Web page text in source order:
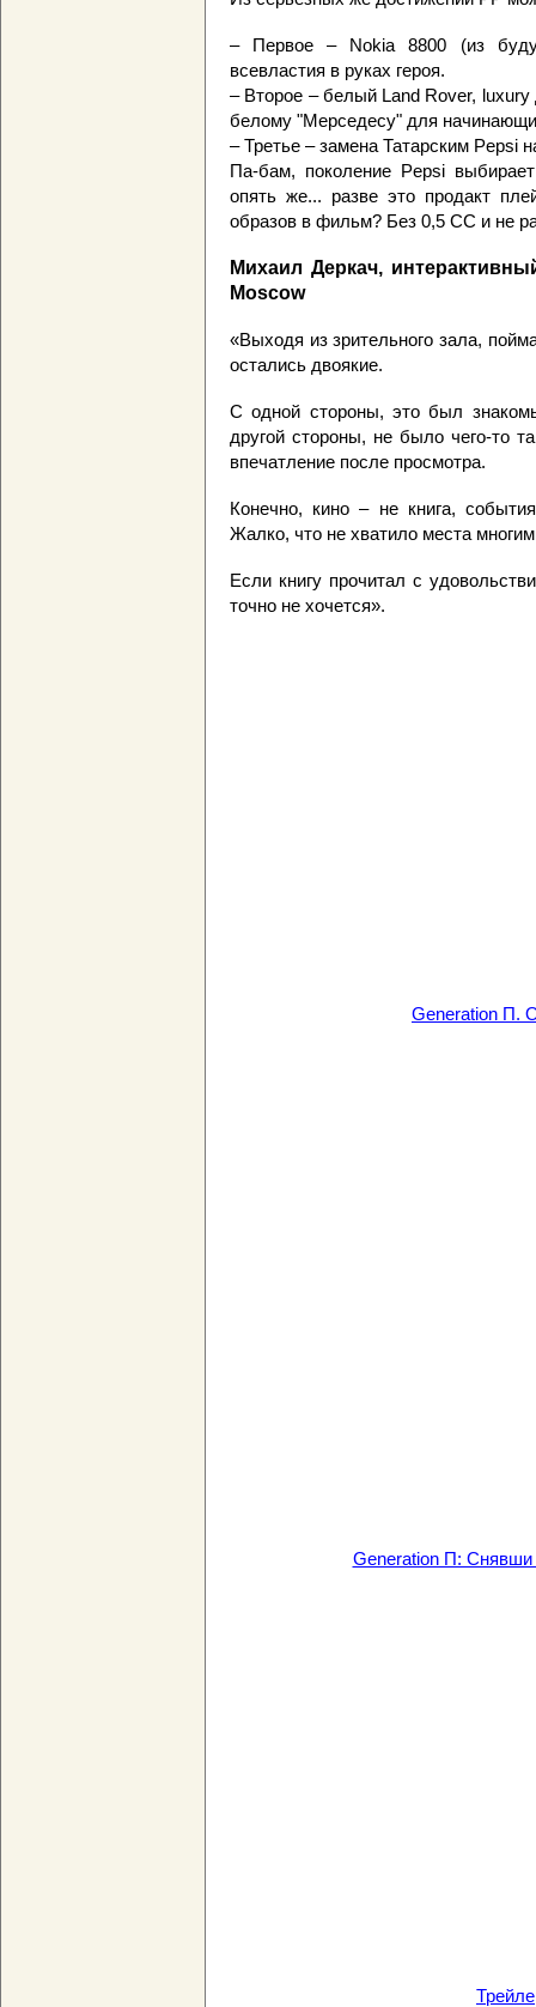
– Первое – Nokia 8800 (из
всевластия в руках героя.
– Второе – белый Land Rover,
белому "Мерседесу" для
– Третье – замена Татарским Pepsi
Па-бам, поколение Pepsi
опять же... разве это продакт
образов в фильм? Без 0,5 CC и не
Михаил Деркач,
Moscow
«Выходя из зрительного зала,
остались двоякие.
С одной стороны, это был
другой стороны, не было чего-то
впечатление после просмотра.
Конечно, кино – не книга,
Жалко, что не хватило места
Если книгу прочитал с
точно не хочется».
Generation П.
Generation П: Снявши